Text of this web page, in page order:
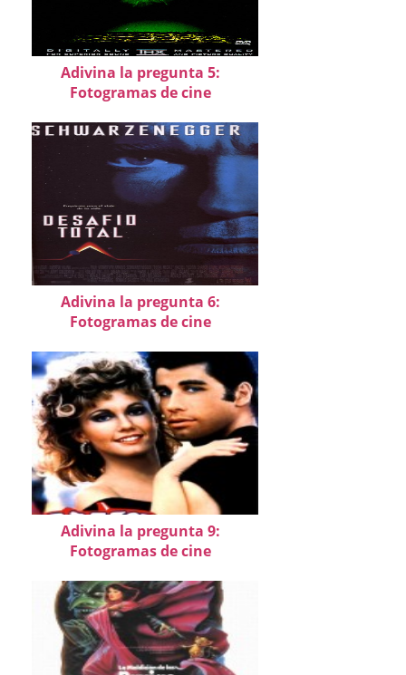
Adivina la pregunta 5:
Fotogramas de cine
Adivina la pregunta 6:
Fotogramas de cine
Adivina la pregunta 9:
Fotogramas de cine